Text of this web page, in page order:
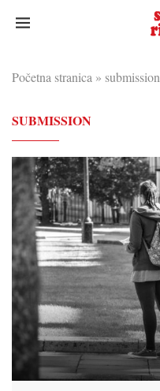
Početna stranica » submission
SUBMISSION